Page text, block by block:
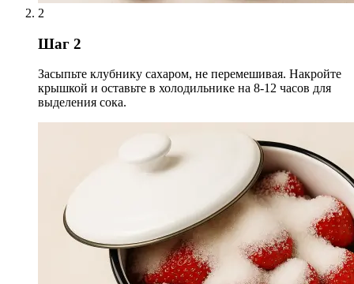
2
Шаг 2
Засыпьте клубнику сахаром, не перемешивая. Накройте
крышкой и оставьте в холодильнике на 8-12 часов для
выделения сока.